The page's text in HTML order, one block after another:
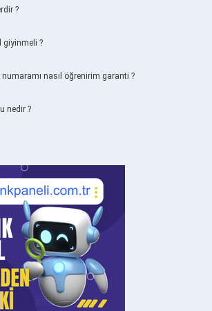
?
giyinmeli ?
numaramı nasıl öğrenirim garanti ?
nedir ?